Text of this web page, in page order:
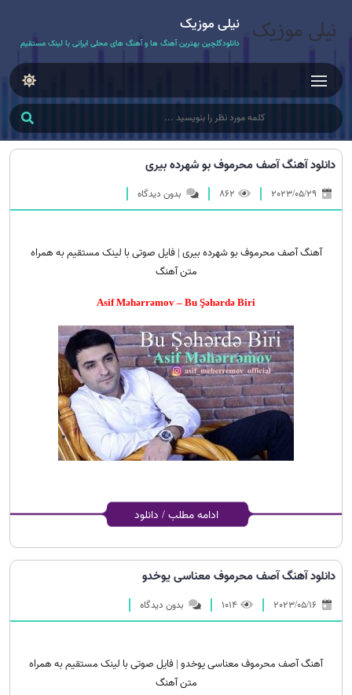
نیلی موزیک
دانلودگلچین بهترین آهنگ ها و آهنگ های محلی ایرانی با لینک مستقیم
دانلود آهنگ آصف محرموف بو شهرده بیری
862 بدون دیدگاه
آهنگ آصف محرموف بو شهرده بیری | فایل صوتی با لینک مستقیم به همراه
متن آهنگ
Asif Məhərrəmov – Bu Şəhərdə Biri
ادامه مطلب / دانلود
دانلود آهنگ آصف محرموف معناسی یوخدو
1014 بدون دیدگاه
آهنگ آصف محرموف معناسی یوخدو | فایل صوتی با لینک مستقیم به همراه
متن آهنگ